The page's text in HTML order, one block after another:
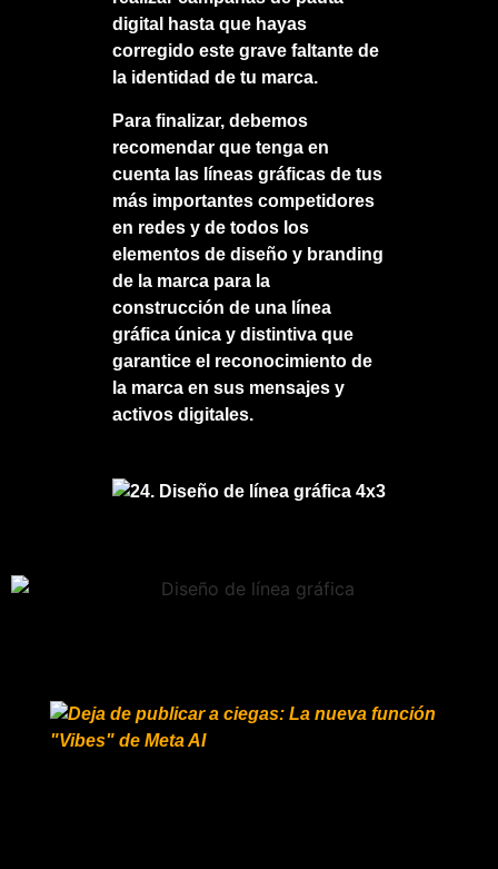
digital hasta que hayas
corregido este grave faltante de
la identidad de tu marca.
Para finalizar, debemos
recomendar que tenga en
cuenta las líneas gráficas de tus
más importantes competidores
en redes y de todos los
elementos de diseño y branding
de la marca para la
construcción de una línea
gráfica única y distintiva que
garantice el reconocimiento de
la marca en sus mensajes y
activos digitales.